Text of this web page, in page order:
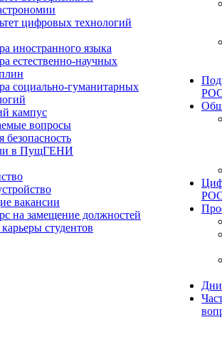
цифровых технологий
иностранного языка
естественно-научных
социально-гуманитарных
кампус
вопросы
безопасность
в ПущГЕНИ
вакансии
на замещение должностей
студентов